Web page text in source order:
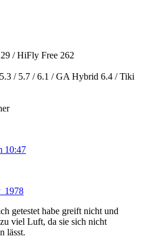
/ HiFly Free 262
/ 5.7 / 6.1 / GA Hybrid 6.4 / Tiki
10:47
getestet habe greift nicht und
viel Luft, da sie sich nicht
lässt.